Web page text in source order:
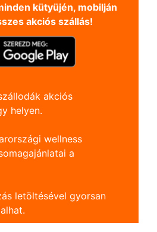
kütyüjén, mobilján
akciós szállás!
akciós
helyen.
wellness
a
letöltésével gyorsan